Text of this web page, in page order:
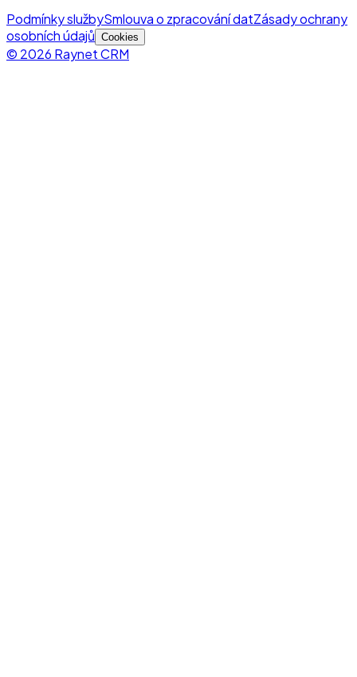
Podmínky službySmlouva o zpracování datZásady ochrany
osobních údajů Cookies
© 2026 Raynet CRM